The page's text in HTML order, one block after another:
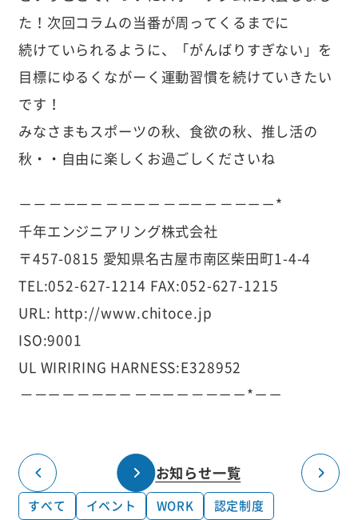
すべて イベント WORK
認定制度
た！次回コラムの当番が周ってくるまでに
続けていられるように、「がんばりすぎない」を
目標にゆるくながーく運動習慣を続けていきたい
です！
みなさまもスポーツの秋、食欲の秋、推し活の
秋・・自由に楽しくお過ごしくださいね
－－ －－－－ －－－－ －－－－ －－－－*
千年エンジニアリング株式会社
〒457-0815 愛知県名古屋市南区柴田町1-4-4
TEL:052-627-1214 FAX:052-627-1215
URL: http://www.chitoce.jp
ISO:9001
UL WIRIRING HARNESS:E328952
－－－－ －－－－ －－－－ －－－－*－－
お知らせ一覧